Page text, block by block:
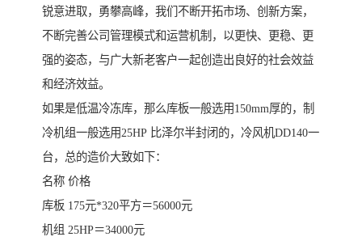
锐意进取，勇攀高峰，我们不断开拓市场、创新方案，
不断完善公司管理模式和运营机制，以更快、更稳、更
强的姿态，与广大新老客户一起创造出良好的社会效益
和经济效益。
如果是低温冷冻库，那么库板一般选用150mm厚的，制
冷机组一般选用25HP 比泽尔半封闭的，冷风机DD140一
台，总的造价大致如下：
名称 价格
库板 175元*320平方＝56000元
机组 25HP＝34000元